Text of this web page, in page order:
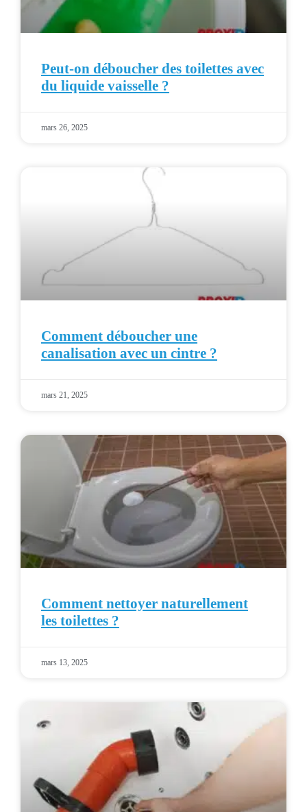
Peut-on déboucher des toilettes avec
du liquide vaisselle ?
mars 26, 2025
Comment déboucher une
canalisation avec un cintre ?
mars 21, 2025
Comment nettoyer naturellement
les toilettes ?
mars 13, 2025